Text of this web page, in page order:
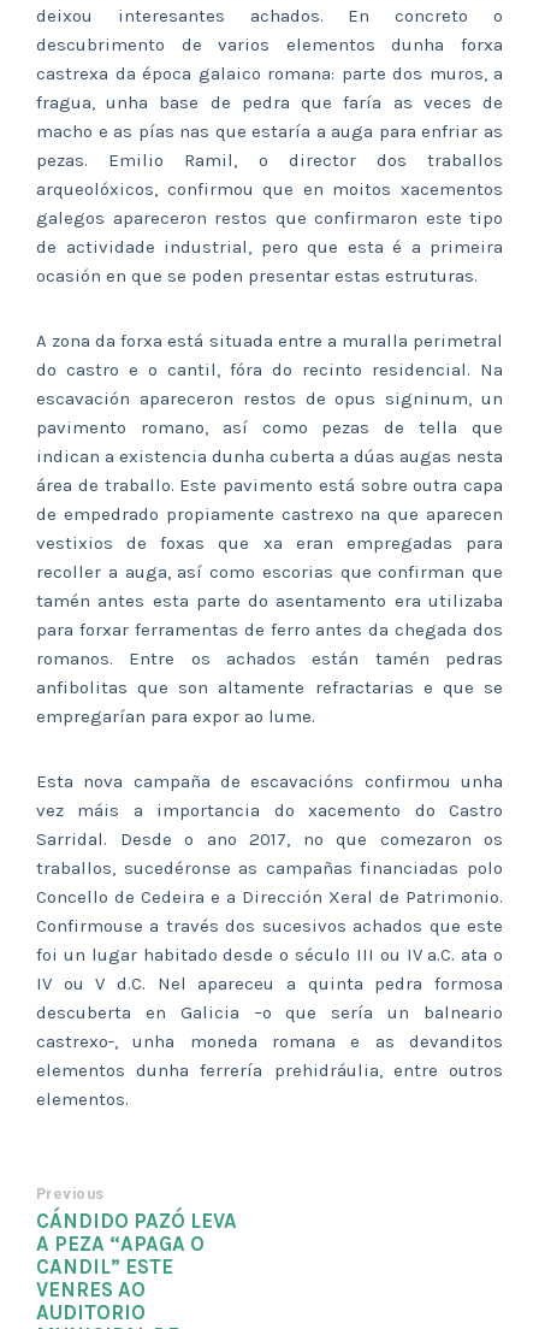
deixou interesantes achados. En concreto o
descubrimento de varios elementos dunha forxa
castrexa da época galaico romana: parte dos muros, a
fragua, unha base de pedra que faría as veces de
macho e as pías nas que estaría a auga para enfriar as
pezas. Emilio Ramil, o director dos traballos
arqueolóxicos, confirmou que en moitos xacementos
galegos apareceron restos que confirmaron este tipo
de actividade industrial, pero que esta é a primeira
ocasión en que se poden presentar estas estruturas.
A zona da forxa está situada entre a muralla perimetral
do castro e o cantil, fóra do recinto residencial. Na
escavación apareceron restos de opus signinum, un
pavimento romano, así como pezas de tella que
indican a existencia dunha cuberta a dúas augas nesta
área de traballo. Este pavimento está sobre outra capa
de empedrado propiamente castrexo na que aparecen
vestixios de foxas que xa eran empregadas para
recoller a auga, así como escorias que confirman que
tamén antes esta parte do asentamento era utilizaba
para forxar ferramentas de ferro antes da chegada dos
romanos. Entre os achados están tamén pedras
anfibolitas que son altamente refractarias e que se
empregarían para expor ao lume.
Esta nova campaña de escavacións confirmou unha
vez máis a importancia do xacemento do Castro
Sarridal. Desde o ano 2017, no que comezaron os
traballos, sucedéronse as campañas financiadas polo
Concello de Cedeira e a Dirección Xeral de Patrimonio.
Confirmouse a través dos sucesivos achados que este
foi un lugar habitado desde o século III ou IV a.C. ata o
IV ou V d.C. Nel apareceu a quinta pedra formosa
descuberta en Galicia –o que sería un balneario
castrexo-, unha moneda romana e as devanditos
elementos dunha ferrería prehidráulia, entre outros
elementos.
Previous
CÁNDIDO PAZÓ LEVA
A PEZA “APAGA O
CANDIL” ESTE
VENRES AO
AUDITORIO